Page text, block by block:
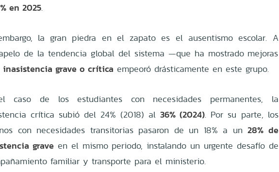
en 2025.
la gran piedra en el zapato es el ausentismo escolar. A
de la tendencia global del sistema —que ha mostrado mejoras
inasistencia grave o crítica empeoró drásticamente en este grupo.
caso de los estudiantes con necesidades permanentes, la
crítica subió del 24% (2018) al36% (2024). Por su parte, los
con necesidades transitorias pasaron de un 18% a un28% de
grave en el mismo periodo, instalando un urgente desafío de
familiar y transporte para el ministerio.